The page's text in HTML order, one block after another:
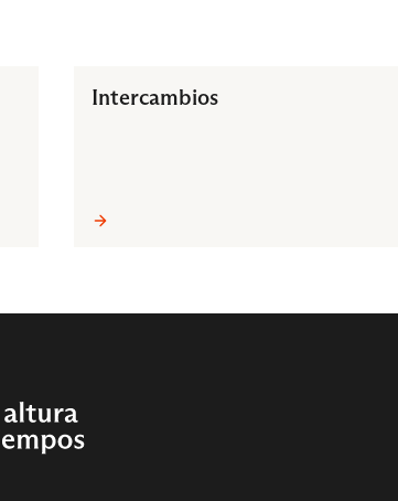
Intercambios